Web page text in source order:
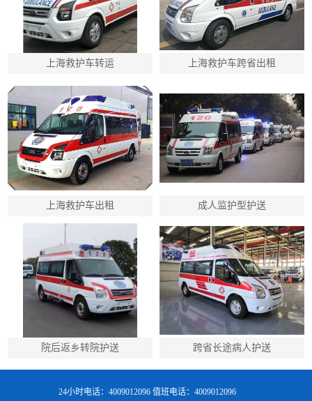
上海救护车转运 上海救护车跨省出租
上海救护车出租 成人监护型护送
院后返乡转院护送 跨省长途病人护送
24小时电话：4009012096 值班电话：4009012096